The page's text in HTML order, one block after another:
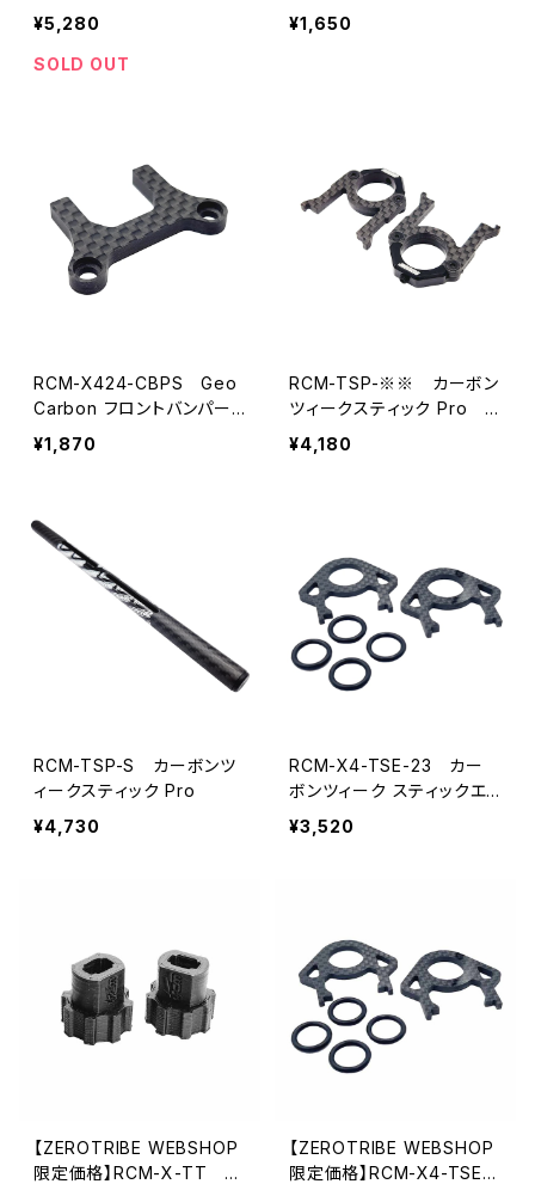
ー調整シムセット（1.5・2.0・
2.5・3.0ｍｍ 各4個入り）
¥5,280
SOLD OUT
ンター調整シムセット（※※
は1.5,2.0,2.5 ,3.0ｍｍ）4
¥1,650
RCM-X424-CBPS Geo
Carbon フロントバンパー
ストッパーXRAY X4'24用
¥1,870
RCM-TSP-※※ カーボン
ツィークスティック Pro エ
ンドプレートセット
¥4,180
RCM-TSP-S カーボンツ
ィークスティック Pro
¥4,730
RCM-X4-TSE-23 カー
ボンツィーク スティックエ
ンドプレートセット XRAY X
4 '23用
¥3,520
【ZEROTRIBE WEBSHOP
限定価格】RCM-X-TT 3
【ZEROTRIBE WEBSHOP
限定価格】RCM-X4-TSE